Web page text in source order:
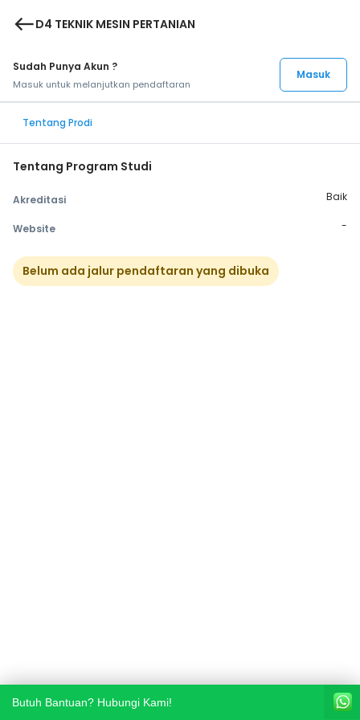
westD4 TEKNIK MESIN PERTANIAN
Sudah Punya Akun ?
Masuk untuk melanjutkan pendaftaran
Masuk
Tentang Prodi
Tentang Program Studi
Akreditasi Baik
Website -
Belum ada jalur pendaftaran yang dibuka
Butuh Bantuan? Hubungi Kami!